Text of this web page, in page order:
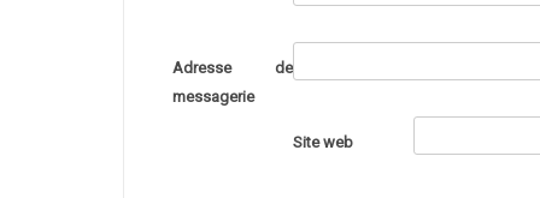
Adresse de
messagerie
Site web